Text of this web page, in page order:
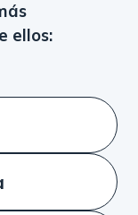
ellos: